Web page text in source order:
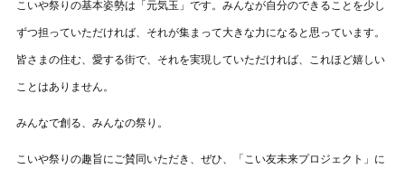
こいや祭りの基本姿勢は「元気玉」です。みんなが自分のできることを少し
ずつ担っていただければ、それが集まって大きな力になると思っています。
皆さまの住む、愛する街で、それを実現していただければ、これほど嬉しい
ことはありません。
みんなで創る、みんなの祭り。
こいや祭りの趣旨にご賛同いただき、ぜひ、「こい友未来プロジェクト」に